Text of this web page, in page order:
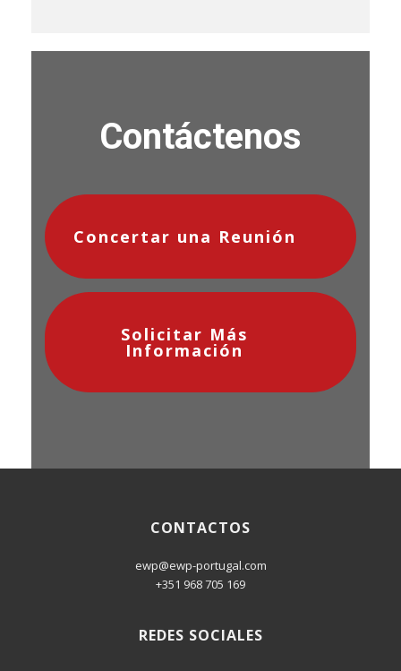
Contáctenos
Concertar una Reunión
Solicitar Más
Información
CONTACTOS
ewp@ewp-portugal.com
+351 968 705 169
REDES SOCIALES